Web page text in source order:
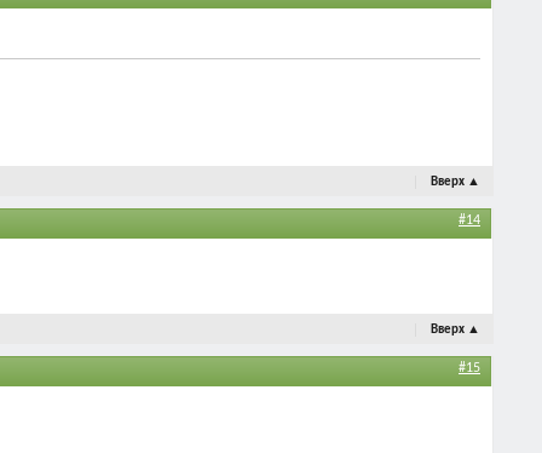
Вверх ▲
#14
Вверх ▲
#15